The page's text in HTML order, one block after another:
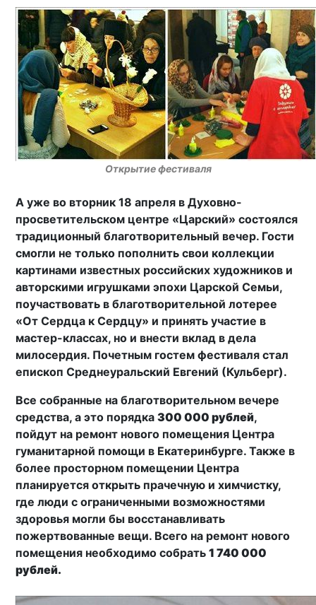
Открытие фестиваля
А уже во вторник 18 апреля в Духовно-
просветительском центре «Царский» состоялся
традиционный благотворительный вечер. Гости
смогли не только пополнить свои коллекции
картинами известных российских художников и
авторскими игрушками эпохи Царской Семьи,
поучаствовать в благотворительной лотерее
«От Сердца к Сердцу» и принять участие в
мастер-классах, но и внести вклад в дела
милосердия. Почетным гостем фестиваля стал
епископ Среднеуральский Евгений (Кульберг).
Все собранные на благотворительном вечере
средства, а это порядка300 000 рублей,
пойдут на ремонт нового помещения Центра
гуманитарной помощи в Екатеринбурге. Также в
более просторном помещении Центра
планируется открыть прачечную и химчистку,
где люди с ограниченными возможностями
здоровья могли бы восстанавливать
пожертвованные вещи. Всего на ремонт нового
помещения необходимо собрать1 740 000
рублей.